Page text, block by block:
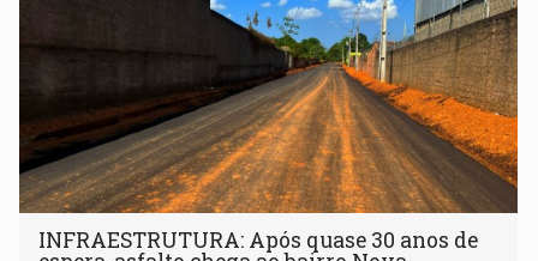
INFRAESTRUTURA: Após quase 30 anos de